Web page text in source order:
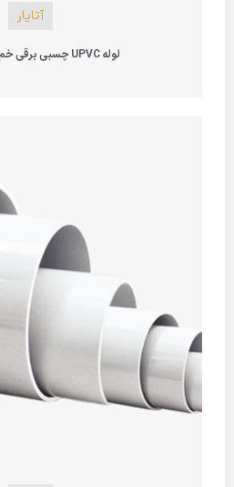
آتایار
لوله UPVC چسبی برقی خم سرد و نشکن